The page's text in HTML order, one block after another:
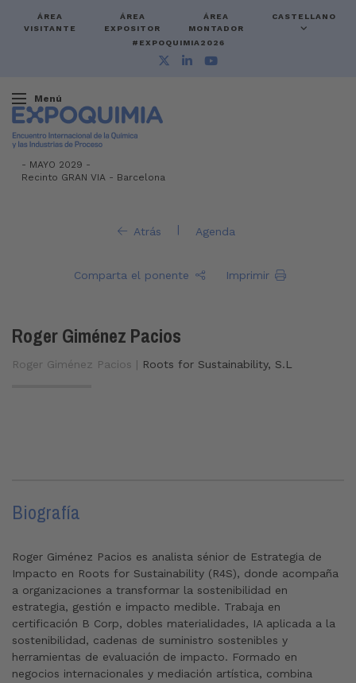
ÁREA
VISITANTE
ÁREA
EXPOSITOR
ÁREA
MONTADOR
CASTELLANO
#EXPOQUIMIA2026
Menú
- MAYO 2029 -
Recinto GRAN VIA - Barcelona
Atrás | Agenda
Comparta el ponente Imprimir
Roger Giménez Pacios
Roger Giménez Pacios | Roots for Sustainability, S.L
Biografía
Roger Giménez Pacios es analista sénior de Estrategia de
Impacto en Roots for Sustainability (R4S), donde acompaña
a organizaciones a transformar la sostenibilidad en
estrategia, gestión e impacto medible. Trabaja en
certificación B Corp, dobles materialidades, IA aplicada a la
sostenibilidad, cadenas de suministro sostenibles y
herramientas de evaluación de impacto. Formado en
negocios internacionales y mediación artística, combina